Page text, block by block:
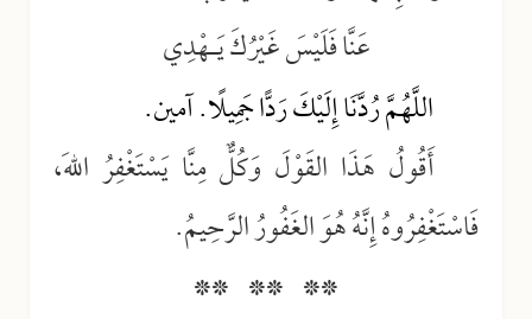
عَنَّا فَلَيْسَ غَيْرُكَ يَـهْدِي
اللَّهُمَّ رُدَّنَا إِلَيْكَ رَدًّا جَمِيلًا. آمين.
أَقُولُ هَذَا القَوْلَ وَكُلٌّ مِنَّا يَسْتَغْفِرُ اللهَ،
فَاسْتَغْفِرُوهُ إِنَّهُ هُوَ الغَفُورُ الرَّحِيمُ.
** ** **